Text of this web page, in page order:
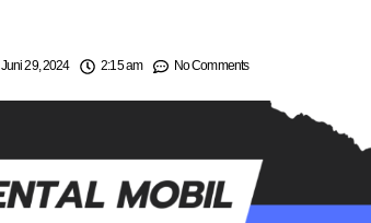
Juni 29, 2024 2:15 am No Comments